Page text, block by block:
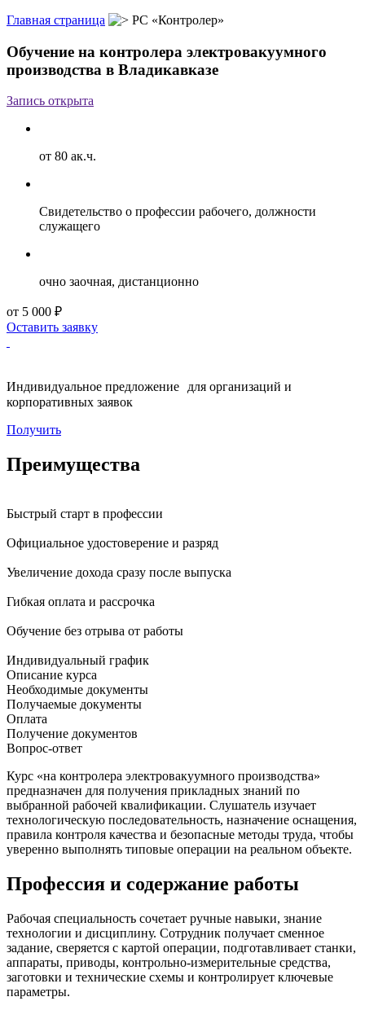
Главная страница
РС «Контролер»
Обучение на контролера электровакуумного
производства в Владикавказе
Запись открыта
от 80 ак.ч.
Свидетельство о профессии рабочего, должности
служащего
очно заочная, дистанционно
от 5 000 ₽
Оставить заявку
Индивидуальное предложение для организаций и
корпоративных заявок
Получить
Преимущества
Быстрый старт в профессии
Официальное удостоверение и разряд
Увеличение дохода сразу после выпуска
Гибкая оплата и рассрочка
Обучение без отрыва от работы
Индивидуальный график
Описание курса
Необходимые документы
Получаемые документы
Оплата
Получение документов
Вопрос-ответ
Курс «на контролера электровакуумного производства»
предназначен для получения прикладных знаний по
выбранной рабочей квалификации. Слушатель изучает
технологическую последовательность, назначение оснащения,
правила контроля качества и безопасные методы труда, чтобы
уверенно выполнять типовые операции на реальном объекте.
Профессия и содержание работы
Рабочая специальность сочетает ручные навыки, знание
технологии и дисциплину. Сотрудник получает сменное
задание, сверяется с картой операции, подготавливает станки,
аппараты, приводы, контрольно-измерительные средства,
заготовки и технические схемы и контролирует ключевые
параметры.